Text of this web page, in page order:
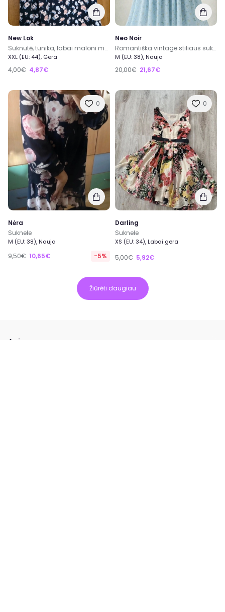
New Lok
Suknutė, tunika, labai maloni medžiaga, rankovės 3/4. Krūtinė 51×2, liemuo 55×3, ilgis 87cm
XXL (EU: 44), Gera
4,00€ 4,87€
Neo Noir
Romantiška vintage stiliaus suknelė S-M
M (EU: 38), Nauja
20,00€ 21,67€
0
Nėra
Suknele
M (EU: 38), Nauja
9,50€ 10,65€ -5%
0
Darling
Suknele
XS (EU: 34), Labai gera
5,00€ 5,92€
Žiūrėti daugiau
Apie